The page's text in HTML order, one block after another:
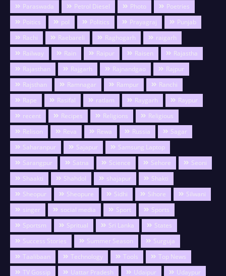
Paraswada
Petrol Diesel Photo
Poetries
Poitics
pol Politics Prayagraj
Punjab
Rachi
Raebareli Raghogarh
raigarh
Railway
Rain Raipur Raisen
Rajastha
Rajasthan
Rajgarh Rajnandgao
Rajpur
Rajsthan
Ramnagar Rampur
Ranchi
Rape
Rasifal ratlam Raygarh
Raypur
recent
Recipes Religions
Religious
Relison
Reva Rewa Russia
Sagar
Saharanpur
Sajapur
Samsung Laptop
Sarangpur
Satna Science Sehore
Seoni
Shaakti
Shahdol shajapur
Shakti
Sheopur
Sheopure Sidhi Sihore
Silwani
singer
social media Sport
Sports
Sportsm
Spritual Sri Lanka
States
Success Stories
Summer Season
Surguja
Taalibaan
Technology Tools
Top News
TV Gossip
Uattar Pradesh Udaipur
Udaypur